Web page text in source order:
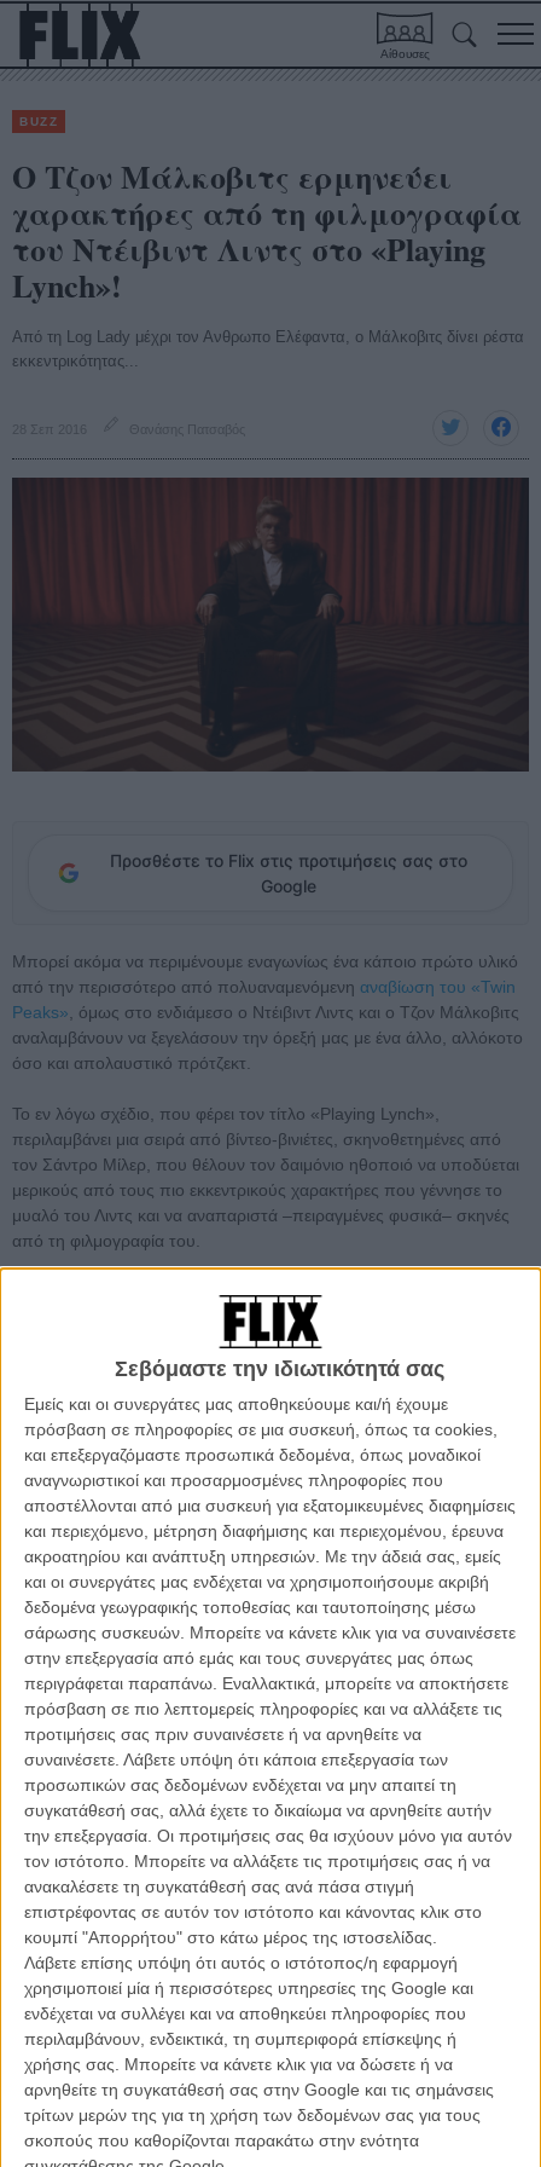
Σεβόμαστε την ιδιωτικότητά σας
Εμείς και οι συνεργάτες μας αποθηκεύουμε και/ή έχουμε
πρόσβαση σε πληροφορίες σε μια συσκευή, όπως τα cookies,
και επεξεργαζόμαστε προσωπικά δεδομένα, όπως μοναδικοί
αναγνωριστικοί και προσαρμοσμένες πληροφορίες που
αποστέλλονται από μια συσκευή για εξατομικευμένες διαφημίσεις
και περιεχόμενο, μέτρηση διαφήμισης και περιεχομένου, έρευνα
ακροατηρίου και ανάπτυξη υπηρεσιών. Με την άδειά σας, εμείς
και οι συνεργάτες μας ενδέχεται να χρησιμοποιήσουμε ακριβή
δεδομένα γεωγραφικής τοποθεσίας και ταυτοποίησης μέσω
σάρωσης συσκευών. Μπορείτε να κάνετε κλικ για να συναινέσετε
στην επεξεργασία από εμάς και τους συνεργάτες μας όπως
περιγράφεται παραπάνω. Εναλλακτικά, μπορείτε να αποκτήσετε
πρόσβαση σε πιο λεπτομερείς πληροφορίες και να αλλάξετε τις
προτιμήσεις σας πριν συναινέσετε ή να αρνηθείτε να
συναινέσετε. Λάβετε υπόψη ότι κάποια επεξεργασία των
προσωπικών σας δεδομένων ενδέχεται να μην απαιτεί τη
συγκατάθεσή σας, αλλά έχετε το δικαίωμα να αρνηθείτε αυτήν
την επεξεργασία. Οι προτιμήσεις σας θα ισχύουν μόνο για αυτόν
τον ιστότοπο. Μπορείτε να αλλάξετε τις προτιμήσεις σας ή να
ανακαλέσετε τη συγκατάθεσή σας ανά πάσα στιγμή
επιστρέφοντας σε αυτόν τον ιστότοπο και κάνοντας κλικ στο
κουμπί "Απορρήτου" στο κάτω μέρος της ιστοσελίδας.
Λάβετε επίσης υπόψη ότι αυτός ο ιστότοπος/η εφαρμογή
χρησιμοποιεί μία ή περισσότερες υπηρεσίες της Google και
ενδέχεται να συλλέγει και να αποθηκεύει πληροφορίες που
περιλαμβάνουν, ενδεικτικά, τη συμπεριφορά επίσκεψης ή
χρήσης σας. Μπορείτε να κάνετε κλικ για να δώσετε ή να
αρνηθείτε τη συγκατάθεσή σας στην Google και τις σημάνσεις
τρίτων μερών της για τη χρήση των δεδομένων σας για τους
σκοπούς που καθορίζονται παρακάτω στην ενότητα
Αίθουσες
BUZZ
O Τζον Μάλκοβιτς ερμηνεύει
χαρακτήρες από τη φιλμογραφία
του Ντέιβιντ Λιντς στο «Playing
Lynch»!
Από τη Log Lady μέχρι τον Ανθρωπο Ελέφαντα, ο Μάλκοβιτς δίνει ρέστα
εκκεντρικότητας...
28 Σεπ 2016 Θανάσης Πατσαβός
Προσθέστε το Flix στις προτιμήσεις σας στο
Google
Μπορεί ακόμα να περιμένουμε εναγωνίως ένα κάποιο πρώτο υλικό
από την περισσότερο από πολυαναμενόμενη αναβίωση του «Twin
Peaks» , όμως στο ενδιάμεσο ο Ντέιβιντ Λιντς και ο Τζον Μάλκοβιτς
αναλαμβάνουν να ξεγελάσουν την όρεξή μας με ένα άλλο, αλλόκοτο
όσο και απολαυστικό πρότζεκτ.
Το εν λόγω σχέδιο, που φέρει τον τίτλο «Playing Lynch»,
περιλαμβάνει μια σειρά από βίντεο-βινιέτες, σκηνοθετημένες από
τον Σάντρο Μίλερ, που θέλουν τον δαιμόνιο ηθοποιό να υποδύεται
μερικούς από τους πιο εκκεντρικούς χαρακτήρες που γέννησε το
μυαλό του Λιντς και να αναπαριστά –πειραγμένες φυσικά– σκηνές
από τη φιλμογραφία του.
το «Night Ride» του Ντέιβιντ Λιντς και της Κρίστα Μπελ
Ανάμεσα στους ρόλους που ερμηνεύει είναι ο πράκτορας Ντέιλ
Κούπερ και η Log Lady από το τηλεοπτικό «Twin Peaks», ο
«Ανθρωπος Ελέφαντας», ο Χένρι Σπένσερ και η παραμορφωμένη
τραγουδίστρια από το «Eraserhead», ο ψυχοπαθής Φρανκ από το
«Μπλε Βελούδο», αλλά και ο ίδιος ο Ντέιβιντ Λιντς.
Μια νέα σκηνή θα κυκλοφορεί κάθε μέρα κατά τη διάρκεια της
επόμενης εβδομάδας, την οποία οι ενδιαφερόμενοι θα μπορούν να
κατεβάσουν από το επίσημο site τουPlaying Lynchμαζί με άλλα
καλούδια, με τα έσοδα να διατίθεται για το ίδρυμα υπερβατικού
διαλογισμού του Λιντς.
Πέρα από την εγγυημένα εξωφρενική ερμηνεία του Μάλκοβιτς, κάθε
βίντεο θα διαθέτει επίσης ως σάουντρακ πρωτότυπη μουσική από
καλλιτέχνες όπως ο μόνιμος συνεργάτης του Λιντς, Αντζελο
Μπανταλαμέντι, αλλά και η Sky Ferreira, η Zola Jesus, η Lykke Li
καθώς και μέλη των Flaming Lips.
Δείτε παρακάτω το τρέιλερ της σειράς, καθώς και το πρώτο βίντεο,
όπου ο Μάλκοβιτς υποδύεται τον πράκτορα Ντέιλ, στον ρόλο που